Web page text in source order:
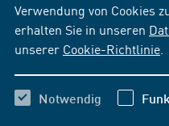
Verwendung von Cookies
erhalten Sie in unseren
unserer Cookie-Richtlinie
Notwendig